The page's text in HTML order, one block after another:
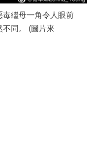
毒繼母一角令人眼前
同。 (圖片來